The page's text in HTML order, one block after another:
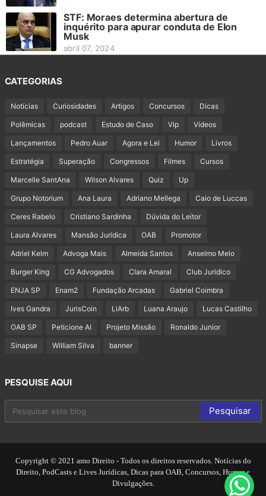
STF: Moraes determina abertura de
inquérito para apurar conduta de Elon
Musk
abril 07, 2024
CATEGORIAS
Notícias Curiosidades Artigos Concursos Dicas
Polêmicas podcast Estudo de Caso Vip Vídeos
Lançamentos Pedro Auar Agora e Lei Humor Livros
Estratégia Superação Congressos Filmes Cursos
Marcelle SantAna Wilson Alvares Quiz Up
Grupo Notorium Ana Laura Adriano Mellega Caio de Luccas
Ceres Rabelo Cristiano Sardinha Dúvida do Leitor
Laura Alvares Mansão Jurídica OAB Promotor
Adriel Kelm Advoga Mais Almeida Santos Anselmo Melo
Burger King CG Advogados Clara Amaral Club Juridico
ENJA SP Enam2 Fundação Arcadas Gabriel Coimbra
Ives Gandra JurisCoin LiArb Luana Araujo Lucas Castilho
OAB SP Peticione AI Projeto Missão Ronaldo Junior
Sinapse William Silva banner
PESQUISE AQUI
Copyright © 2021 amo Direito - Todos os direitos reservados. Notícias do
Direito, PodCasts e Lives Jurídicas, Dicas para OAB, Concursos, Humor e
Divulgações.